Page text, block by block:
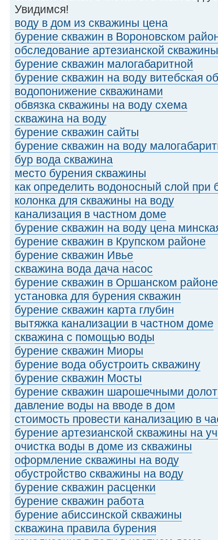
Увидимся!
воду в дом из скважины цена
бурение скважин в Вороновском
обследование артезианской скважины
бурение скважин малогабаритной
бурение скважин на воду витебская
водопонижение скважинами
обвязка скважины на воду схема
скважина на воду
бурение скважин сайты
бурение скважин на воду
бур вода скважина
место бурения скважины
как определить водоносный слой при
колонка для скважины на воду
канализация в частном доме
бурение скважин на воду цена
бурение скважин в Крупском районе
бурение скважин Ивье
скважина вода дача насос
бурение скважин в Оршанском районе
установка для бурения скважин
бурение скважин карта глубин
вытяжка канализации в частном доме
скважина с помощью воды
бурение скважин Миоры
бурение вода обустроить скважину
бурение скважин Мосты
бурение скважин шарошечными
давление воды на вводе в дом
стоимость провести канализацию в
бурение артезианской скважины на
очистка воды в доме из скважины
оформление скважины на воду
обустройство скважины на воду
бурение скважин расценки
бурение скважин работа
бурение абиссинской скважины
скважина правила бурения